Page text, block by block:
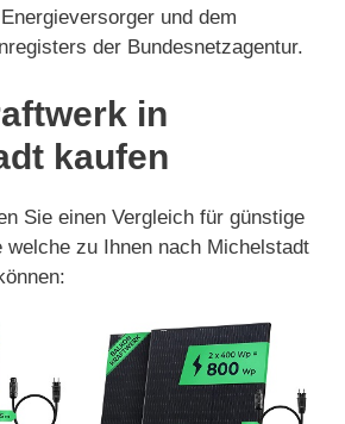
und dem
der Bundesnetzagentur.
in
kaufen
Sie einen Vergleich für günstige
welche zu Ihnen nach Michelstadt